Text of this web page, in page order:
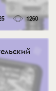
1260